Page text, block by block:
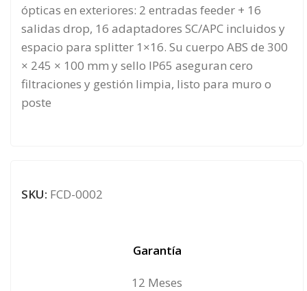
ópticas en exteriores: 2 entradas feeder + 16
salidas drop, 16 adaptadores SC/APC incluidos y
espacio para splitter 1×16. Su cuerpo ABS de 300
× 245 × 100 mm y sello IP65 aseguran cero
filtraciones y gestión limpia, listo para muro o
poste
SKU: FCD-0002
Garantía
12 Meses